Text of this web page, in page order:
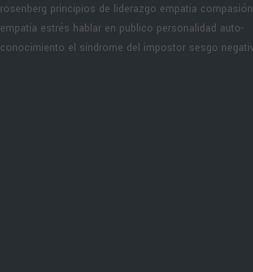
rosenberg principios de liderazgo empatía
empatía estrés hablar en publico personalidad auto-
conocimiento el síndrome del impostor sesgo